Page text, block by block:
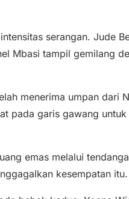
serangan. Jude
Mbasi tampil gemilang
menerima umpan dari
pada garis gawang untuk
emas melalui
kesempatan itu.